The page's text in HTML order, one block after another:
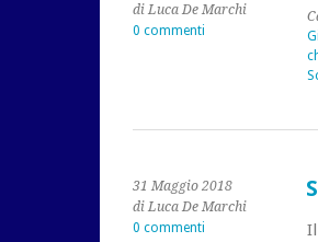
di Luca De Marchi
0 commenti
31 Maggio 2018
di Luca De Marchi
0 commenti